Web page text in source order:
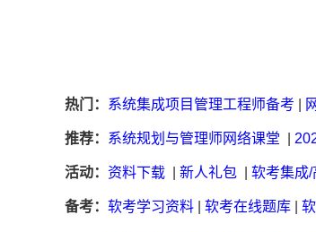
热门： 系统集成项目管理工程师备考
推荐： 系统规划与管理师网络课堂
活动： 资料下载 新人礼包 软考集成
备考： 软考学习资料 软考在线题库